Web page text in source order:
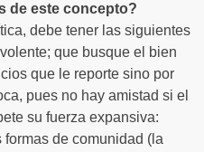
de este concepto?
debe tener las siguientes
que busque el bien
que le reporte sino por
pues no hay amistad si el
su fuerza expansiva:
de comunidad (la